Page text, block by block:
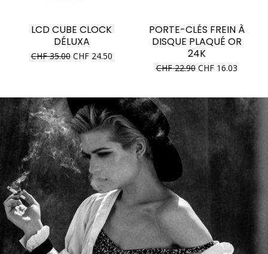
LCD CUBE CLOCK
DÉLUXA
CHF35.00 CHF24.50
PORTE-CLÉS FREIN À
DISQUE PLAQUÉ OR
24K
CHF22.90 CHF16.03